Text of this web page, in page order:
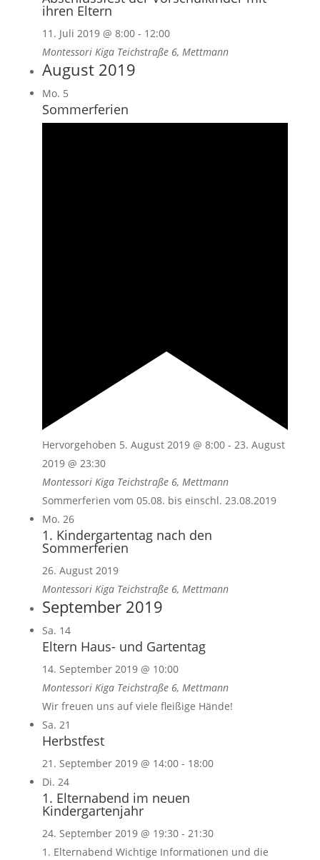
ihren Eltern
11. Juli 2019 @ 8:00- 12:00
Montessori Kiga Teichstraße 6, Mettmann
August 2019
Mo. 5
Sommerferien
Hervorgehoben 5. August 2019 @ 8:00- 23. August
2019 @ 23:30
Montessori Kiga Teichstraße 6, Mettmann
Sommerferien vom 05.08. bis einschl. 23.08.2019
Mo. 26
1. Kindergartentag nach den
Sommerferien
26. August 2019
Montessori Kiga Teichstraße 6, Mettmann
September 2019
Sa. 14
Eltern Haus- und Gartentag
14. September 2019 @ 10:00
Montessori Kiga Teichstraße 6, Mettmann
Wir freuen uns auf viele fleißige Hände!
Sa. 21
Herbstfest
21. September 2019 @ 14:00- 18:00
Di. 24
1. Elternabend im neuen
Kindergartenjahr
24. September 2019 @ 19:30- 21:30
1. Elternabend Wichtige Informationen und die